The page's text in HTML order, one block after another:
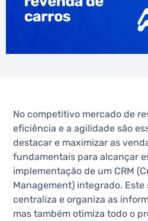
No competitivo mercado de
eficiência e a agilidade são
destacar e maximizar as
fundamentais para alcançar
implementação de um CRM
Management) integrado. Este
centraliza e organiza as
mas também otimiza todo o